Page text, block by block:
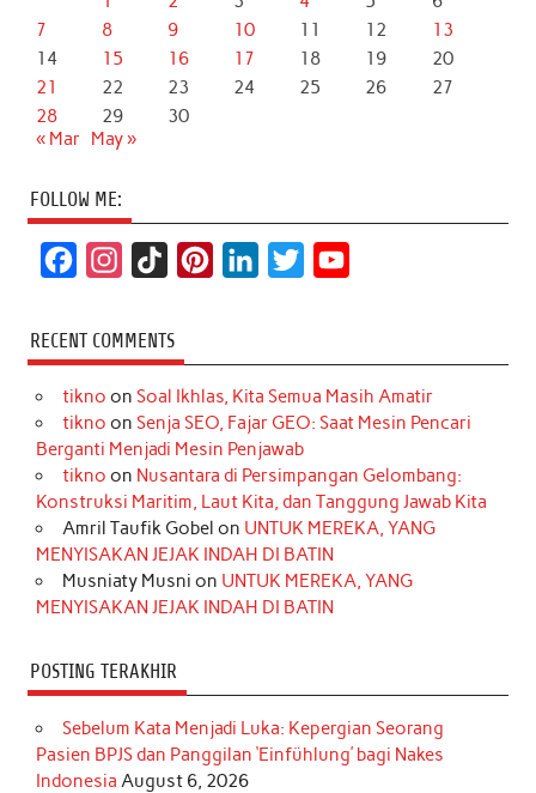
7
8 9 10 11 12
13
14
15 16 17 18 19
20
21
22 23 24 25 26
27
28
29
30
« Mar
May »
FOLLOW ME:
c
e
b
o
k
s
t
a
r
a
m
k
T
o
k
t
e
e
s
t
k
e
d
I
n
t
t
r
T
u
e
RECENT COMMENTS
tikno on Soal Ikhlas, Kita Semua Masih Amatir
tikno on Senja SEO, Fajar GEO: Saat Mesin Pencari
Berganti Menjadi Mesin Penjawab
tikno on Nusantara di Persimpangan Gelombang:
Konstruksi Maritim, Laut Kita, dan Tanggung Jawab Kita
Amril Taufik Gobel on UNTUK MEREKA, YANG
MENYISAKAN JEJAK INDAH DI BATIN
Musniaty Musni on UNTUK MEREKA, YANG
MENYISAKAN JEJAK INDAH DI BATIN
POSTING TERAKHIR
Sebelum Kata Menjadi Luka: Kepergian Seorang
Pasien BPJS dan Panggilan ‘Einfühlung’ bagi Nakes
Indonesia August 6, 2026